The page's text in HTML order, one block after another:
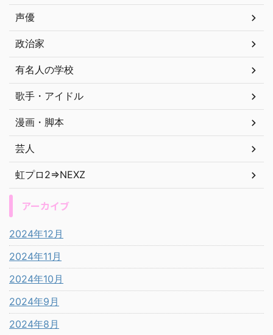
声優
政治家
有名人の学校
歌手・アイドル
漫画・脚本
芸人
虹プロ2⇒NEXZ
アーカイブ
2024年12月
2024年11月
2024年10月
2024年9月
2024年8月